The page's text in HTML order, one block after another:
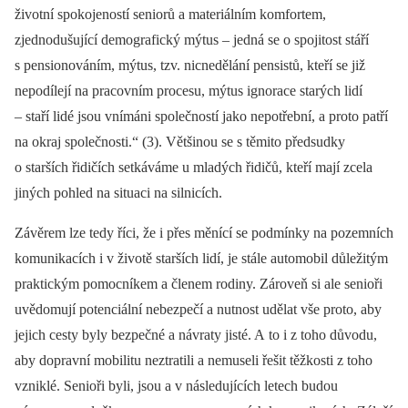
životní spokojeností seniorů a materiálním komfortem,
zjednodušující demografický mýtus –⁠ jedná se o spojitost stáří
s pensionováním, mýtus, tzv. nicnedělání pensistů, kteří se již
nepodílejí na pracovním procesu, mýtus ignorace starých lidí
–⁠ staří lidé jsou vnímáni společností jako nepotřební, a proto patří
na okraj společnosti.“ (3). Většinou se s těmito předsudky
o starších řidičích setkáváme u mladých řidičů, kteří mají zcela
jiných pohled na situaci na silnicích.
Závěrem lze tedy říci, že i přes měnící se podmínky na pozemních
komunikacích i v životě starších lidí, je stále automobil důležitým
praktickým pomocníkem a členem rodiny. Zároveň si ale senioři
uvědomují potenciální nebezpečí a nutnost udělat vše proto, aby
jejich cesty byly bezpečné a návraty jisté. A to i z toho důvodu,
aby dopravní mobilitu neztratili a nemuseli řešit těžkosti z toho
vzniklé. Senioři byli, jsou a v následujících letech budou